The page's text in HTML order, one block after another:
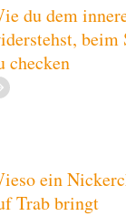
du dem
checken
ein
Trab bringt